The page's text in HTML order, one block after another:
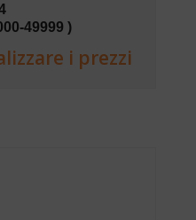
49999 )
i prezzi